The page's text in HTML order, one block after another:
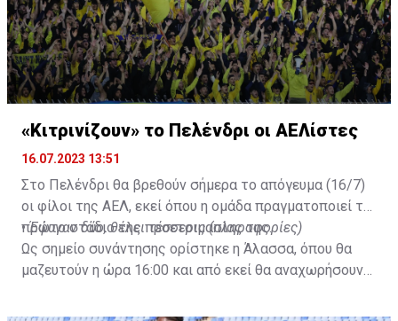
«Κιτρινίζουν» το Πελένδρι οι ΑΕΛίστες
16.07.2023 13:51
Στο Πελένδρι θα βρεθούν σήμερα το απόγευμα (16/7)
οι φίλοι της ΑΕΛ, εκεί όπου η ομάδα πραγματοποιεί το
πρώτο στάδιο της προετοιμασίας της.
•Έφυγαν δύο, θέλει τέσσερις (πληροφορίες)
Ως σημείο συνάντησης ορίστηκε η Άλασσα, όπου θα
μαζευτούν η ώρα 16:00 και από εκεί θα αναχωρήσουν